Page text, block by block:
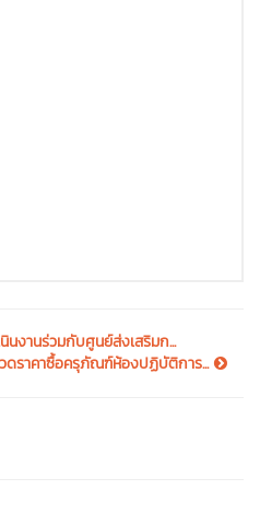
นงานร่วมกับศูนย์ส่งเสริมก...
ดราคาซื้อครุภัณฑ์ห้องปฏิบัติการ...